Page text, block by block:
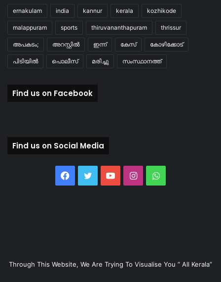
ernakulam india kannur kerala kozhikode
malappuram sports thiruvananthapuram thrissur
അപകടം; അറസ്റ്റിൽ ഇന്ന് കേസ് കോഴിക്കോട്
പിടിയിൽ പൊലീസ് മരിച്ചു സംസ്ഥാനത്ത്
Find us on Facebook
Find us on Social Media
Facebook
TwitterYouTubeInstagramWhatsApp
Through This Website, We Are Trying To Visualise You “ All Kerala”